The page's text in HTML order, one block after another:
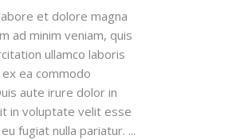
et dolore magna
ad minim veniam, quis
ullamco laboris
ea commodo
aute irure dolor in
in voluptate velit esse
fugiat nulla pariatur.